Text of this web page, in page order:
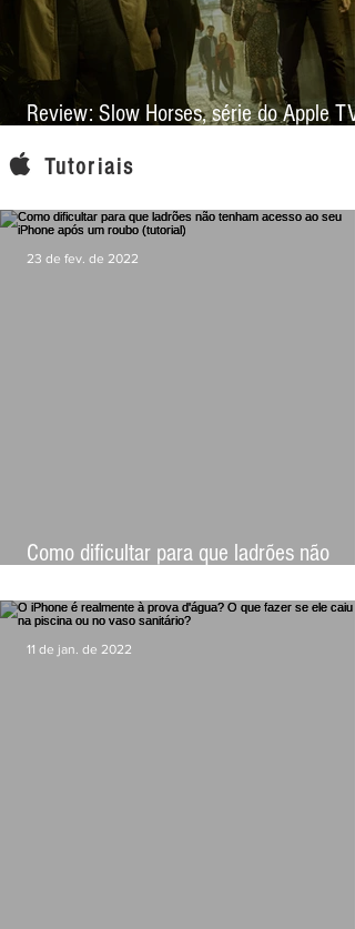
Review: Slow Horses, série do Apple
narrativa e elenco
Tutoriais
Como dificultar para que ladrões não
roubo (tutorial)
23 de fev. de 2022
11 de jan. de 2022